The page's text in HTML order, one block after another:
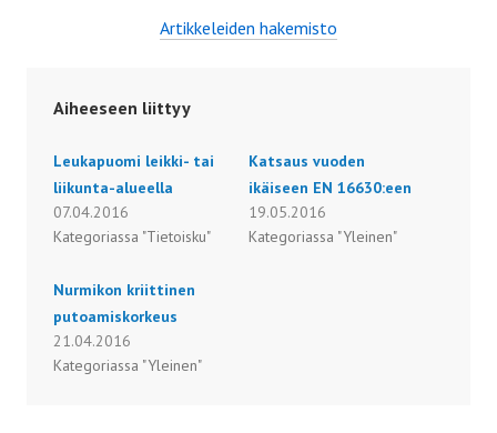
Artikkeleiden hakemisto
Aiheeseen liittyy
Leukapuomi leikki- tai
liikunta-alueella
07.04.2016
Kategoriassa "Tietoisku"
Katsaus vuoden
ikäiseen EN 16630:een
19.05.2016
Kategoriassa "Yleinen"
Nurmikon kriittinen
putoamiskorkeus
21.04.2016
Kategoriassa "Yleinen"